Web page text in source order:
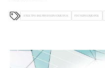
ЭЛЕКТРОЭНЕРГИЯ ЧЕРНОМОРСК РЭС ЧЕРНОМОРСК